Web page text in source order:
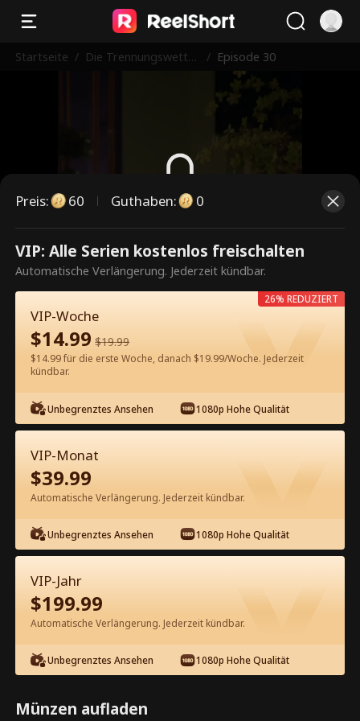
Startseite / Die Trennungswette
/ Episode 30
Dies ist eine kostenpflichtige
Episode. Bitte entsperren, um
weiterzusehen.
60Jetzt entsperren
Kostenlos in der App ansehen
Episode 30 - Die Trennungswette mit
meinem Milliardärs-Ex Kompletter
Film
0-49 50-59
30 31 33 34
Preis: 60 Guthaben: 0
VIP: Alle Serien kostenlos freischalten
Automatische Verlängerung. Jederzeit kündbar.
VIP-Woche
$14.99 $19.99
$14.99 für die erste Woche, danach $19.99/Woche. Jederzeit
kündbar.
Unbegrenztes Ansehen 1080p Hohe Qualität
26% REDUZIERT
VIP-Monat
$39.99
Automatische Verlängerung. Jederzeit kündbar.
Unbegrenztes Ansehen 1080p Hohe Qualität
VIP-Jahr
$199.99
Automatische Verlängerung. Jederzeit kündbar.
Unbegrenztes Ansehen 1080p Hohe Qualität
Münzen aufladen